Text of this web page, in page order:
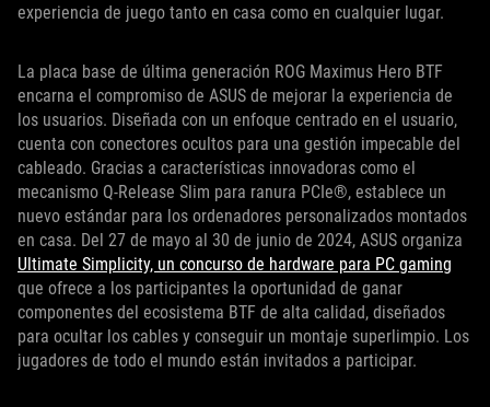
experiencia de juego tanto en casa como en cualquier lugar.
La placa base de última generación ROG Maximus Hero BTF
encarna el compromiso de ASUS de mejorar la experiencia de
los usuarios. Diseñada con un enfoque centrado en el usuario,
cuenta con conectores ocultos para una gestión impecable del
cableado. Gracias a características innovadoras como el
mecanismo Q-Release Slim para ranura PCIe®, establece un
nuevo estándar para los ordenadores personalizados montados
en casa. Del 27 de mayo al 30 de junio de 2024, ASUS organiza
Ultimate Simplicity, un concurso de hardware para PC gaming
que ofrece a los participantes la oportunidad de ganar
componentes del ecosistema BTF de alta calidad, diseñados
para ocultar los cables y conseguir un montaje superlimpio. Los
jugadores de todo el mundo están invitados a participar.